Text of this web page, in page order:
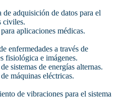
adquisición de datos para el
civiles.
aplicaciones médicas.
enfermedades a través de
fisiológica e imágenes.
sistemas de energías alternas.
máquinas eléctricas.
de vibraciones para el sistema